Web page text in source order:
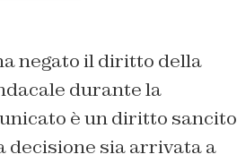
negato il diritto della
durante la
è un diritto sancito
decisione sia arrivata a